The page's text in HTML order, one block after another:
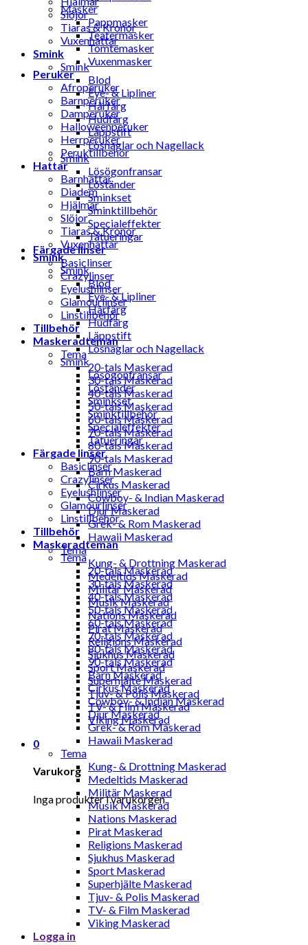
Slöjor
Tiaras & Kronor
Vuxenhattar
Smink
Smink
Blod
Eye- & Lipliner
Hårfärg
Hudfärg
Läppstift
Lösnaglar och Nagellack
Smink
Lösögonfransar
Löständer
Sminkset
Sminktillbehör
Specialeffekter
Tatueringar
Färgade linser
Basiclinser
Crazylinser
Eyelushlinser
Glamourlinser
Linstillbehör
Tillbehör
Maskeradteman
Tema
20-tals Maskerad
30-tals Maskerad
40-tals Maskerad
50-tals Maskerad
60-tals Maskerad
70-tals Maskerad
80-tals Maskerad
90-tals Maskerad
Barn Maskerad
Cirkus Maskerad
Cowboy- & Indian Maskerad
Djur Maskerad
Grek- & Rom Maskerad
Hawaii Maskerad
Tema
Kung- & Drottning Maskerad
Medeltids Maskerad
Militär Maskerad
Musik Maskerad
Nations Maskerad
Pirat Maskerad
Religions Maskerad
Sjukhus Maskerad
Sport Maskerad
Superhjälte Maskerad
Tjuv- & Polis Maskerad
TV- & Film Maskerad
Viking Maskerad
0
Varukorg
Inga produkter i varukorgen.
Masker
Pappmasker
Teatermasker
Tomtemasker
Vuxenmasker
Peruker
Afroperuker
Barnperuker
Damperuker
Halloweenperuker
Herrperuker
Peruktillbehör
Hattar
Barnhattar
Diadem
Hjälmar
Slöjor
Tiaras & Kronor
Vuxenhattar
Smink
Smink
Blod
Eye- & Lipliner
Hårfärg
Hudfärg
Läppstift
Lösnaglar och Nagellack
Smink
Lösögonfransar
Löständer
Sminkset
Sminktillbehör
Specialeffekter
Tatueringar
Färgade linser
Basiclinser
Crazylinser
Eyelushlinser
Glamourlinser
Linstillbehör
Tillbehör
Maskeradteman
Tema
20-tals Maskerad
30-tals Maskerad
40-tals Maskerad
50-tals Maskerad
60-tals Maskerad
70-tals Maskerad
80-tals Maskerad
90-tals Maskerad
Barn Maskerad
Cirkus Maskerad
Cowboy- & Indian Maskerad
Djur Maskerad
Grek- & Rom Maskerad
Hawaii Maskerad
Tema
Kung- & Drottning Maskerad
Medeltids Maskerad
Militär Maskerad
Musik Maskerad
Nations Maskerad
Pirat Maskerad
Religions Maskerad
Sjukhus Maskerad
Sport Maskerad
Superhjälte Maskerad
Tjuv- & Polis Maskerad
TV- & Film Maskerad
Viking Maskerad
Logga in